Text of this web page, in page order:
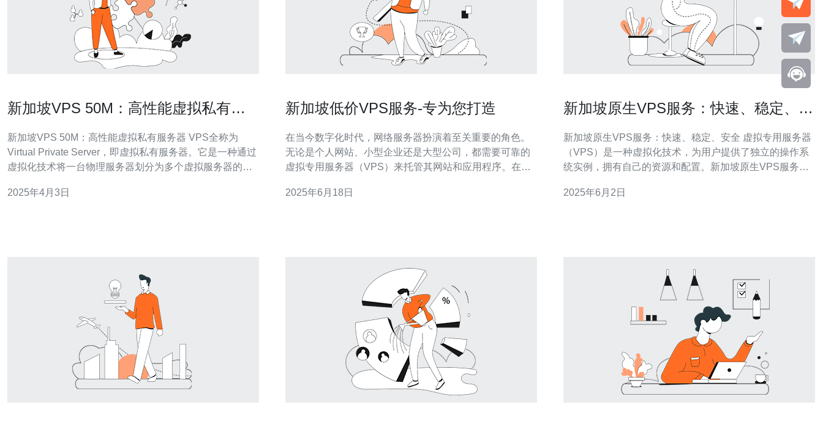
新加坡VPS 50M：高性能虚拟私有服
新加坡VPS 50M：高性能虚拟私有服务器 VPS全称为
Virtual Private Server，即虚拟私有服务器。它是一种通过
虚拟化技术将一台物理服务器划分为多个虚拟服务器的服
间、带宽和系统资源，可以像独立服务器一样运行。 新加
2025年4月3日
新加坡低价VPS服务-专为您打造
在当今数字化时代，网络服务器扮演着至关重要的角色。
无论是个人网站、小型企业还是大型公司，都需要可靠的
虚拟专用服务器（VPS）来托管其网站和应用程序。在选
素。新加坡低价VPS服务正是专为满足这些需求而打造
2025年6月18日
新加坡原生VPS服务：快速、稳定、安
新加坡原生VPS服务：快速、稳定、安全 虚拟专用服务器
（VPS）是一种虚拟化技术，为用户提供了独立的操作系
统实例，拥有自己的资源和配置。新加坡原生VPS服务是
的网络连接。本文将介绍新加坡原生VPS服务的优势和特
2025年6月2日